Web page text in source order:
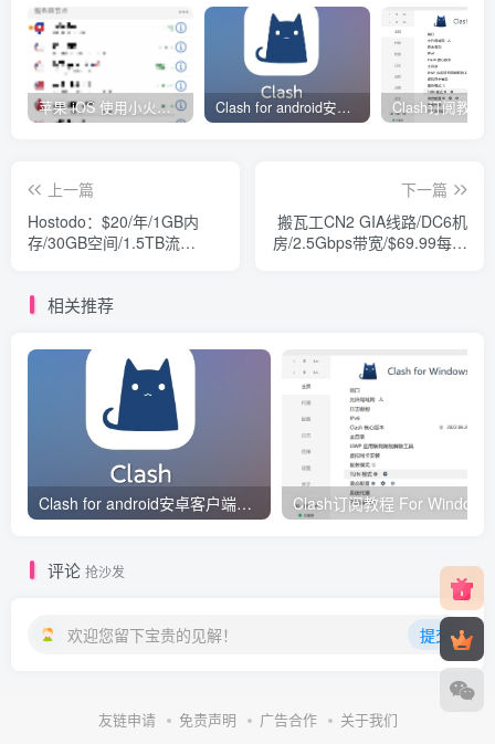
苹果 iOS 使用小火箭(shadowrocket)新手教程 Clash for android安卓客户端保姆级新手使用教程
上一篇
Hostodo：$20/年/1GB内
存/30GB空间/1.5TB流
下一篇
搬瓦工CN2 GIA线路/DC6机
房/2.5Gbps带宽/$69.99每季
相关推荐
Clash for android安卓客户端保姆级新手使用教程
评论 抢沙发
欢迎您留下宝贵的见解！ 提交
友链申请 免责声明 广告合作 关于我们